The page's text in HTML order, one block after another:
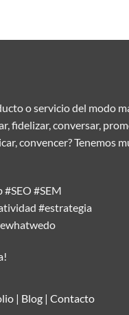
o servicio del modo
fidelizar, conversar,
convencer? Tenemos
#SEM
#estrategia
| Blog | Contacto